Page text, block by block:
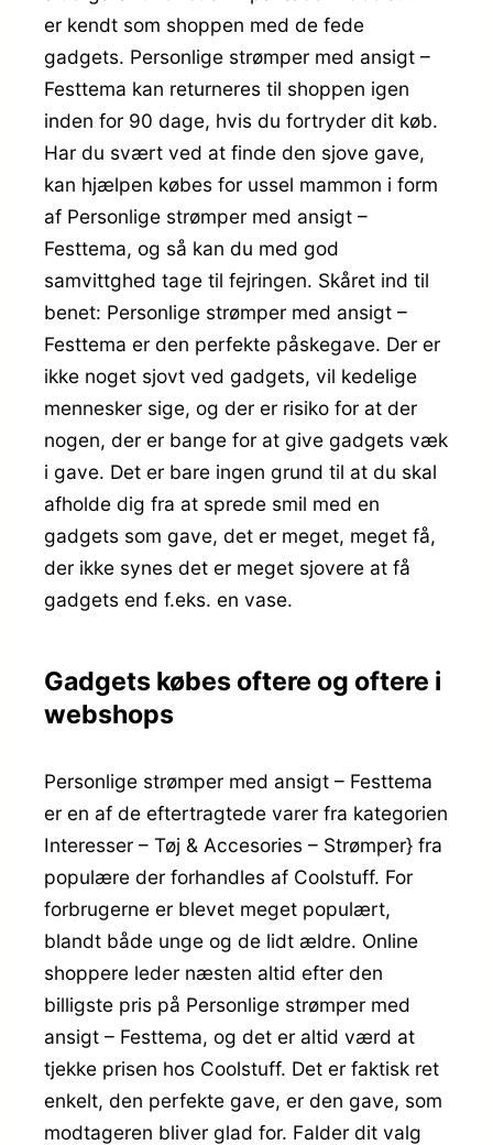
er kendt som shoppen med de fede
gadgets. Personlige strømper med ansigt –
Festtema kan returneres til shoppen igen
inden for 90 dage, hvis du fortryder dit køb.
Har du svært ved at finde den sjove gave,
kan hjælpen købes for ussel mammon i form
af Personlige strømper med ansigt –
Festtema, og så kan du med god
samvittghed tage til fejringen. Skåret ind til
benet: Personlige strømper med ansigt –
Festtema er den perfekte påskegave. Der er
ikke noget sjovt ved gadgets, vil kedelige
mennesker sige, og der er risiko for at der
nogen, der er bange for at give gadgets væk
i gave. Det er bare ingen grund til at du skal
afholde dig fra at sprede smil med en
gadgets som gave, det er meget, meget få,
der ikke synes det er meget sjovere at få
gadgets end f.eks. en vase.
Gadgets købes oftere og oftere i
webshops
Personlige strømper med ansigt – Festtema
er en af de eftertragtede varer fra kategorien
Interesser – Tøj & Accesories – Strømper} fra
populære der forhandles af Coolstuff. For
forbrugerne er blevet meget populært,
blandt både unge og de lidt ældre. Online
shoppere leder næsten altid efter den
billigste pris på Personlige strømper med
ansigt – Festtema, og det er altid værd at
tjekke prisen hos Coolstuff. Det er faktisk ret
enkelt, den perfekte gave, er den gave, som
modtageren bliver glad for. Falder dit valg